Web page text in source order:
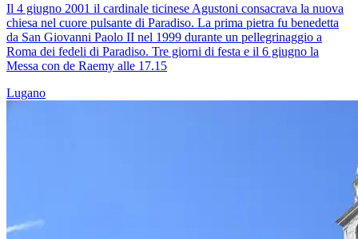
Il 4 giugno 2001 il cardinale ticinese Agustoni consacrava la nuova
chiesa nel cuore pulsante di Paradiso. La prima pietra fu benedetta
da San Giovanni Paolo II nel 1999 durante un pellegrinaggio a
Roma dei fedeli di Paradiso. Tre giorni di festa e il 6 giugno la
Messa con de Raemy alle 17.15
Lugano